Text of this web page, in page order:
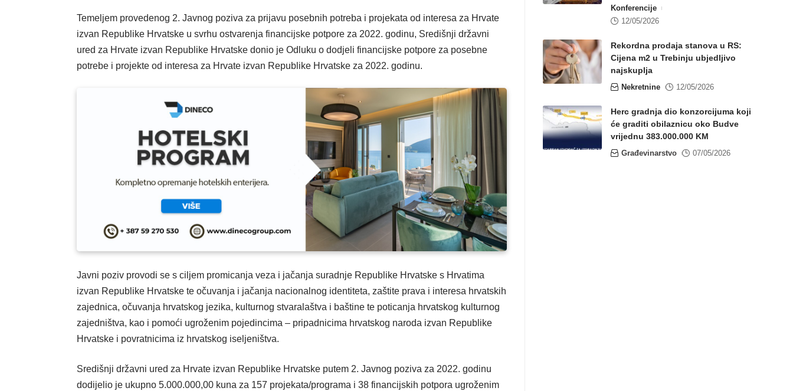
Temeljem provedenog 2. Javnog poziva za prijavu posebnih potreba i projekata od interesa za Hrvate
izvan Republike Hrvatske u svrhu ostvarenja financijske potpore za 2022. godinu, Središnji državni
ured za Hrvate izvan Republike Hrvatske donio je Odluku o dodjeli financijske potpore za posebne
potrebe i projekte od interesa za Hrvate izvan Republike Hrvatske za 2022. godinu.
Javni poziv provodi se s ciljem promicanja veza i jačanja suradnje Republike Hrvatske s Hrvatima
izvan Republike Hrvatske te očuvanja i jačanja nacionalnog identiteta, zaštite prava i interesa hrvatskih
zajednica, očuvanja hrvatskog jezika, kulturnog stvaralaštva i baštine te poticanja hrvatskog kulturnog
zajedništva, kao i pomoći ugroženim pojedincima – pripadnicima hrvatskog naroda izvan Republike
Hrvatske i povratnicima iz hrvatskog iseljeništva.
Središnji državni ured za Hrvate izvan Republike Hrvatske putem 2. Javnog poziva za 2022. godinu
dodijelio je ukupno 5.000.000,00 kuna za 157 projekata/programa i 38 financijskih potpora ugroženim
Konferencije
12/05/2026
Rekordna prodaja stanova u RS:
Cijena m2 u Trebinju ubjedljivo
najskuplja
Nekretnine 12/05/2026
Herc gradnja dio konzorcijuma koji
će graditi obilaznicu oko Budve
vrijednu 383.000.000 KM
Građevinarstvo 07/05/2026